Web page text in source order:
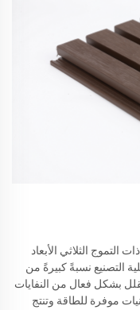
الوعي البيئي المتأصل في ألواح الجدران WPC ذات التموج الثلاثي الأبعاد
التصنيع نسبةً كبيرةً من
بشكل فعال من النفايات
موفرة للطاقة وتنتج